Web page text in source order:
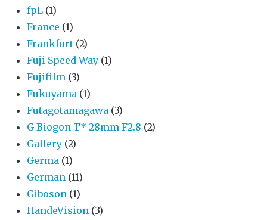
fpL (1)
France (1)
Frankfurt (2)
Fuji Speed Way (1)
Fujifilm (3)
Fukuyama (1)
Futagotamagawa (3)
G Biogon T* 28mm F2.8 (2)
Gallery (2)
Germa (1)
German (11)
Giboson (1)
HandeVision (3)